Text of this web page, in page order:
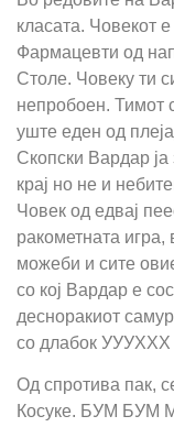
класата. Човекот
Фармацевти од
Столе. Човеку ти
непробоен. Тимот
уште еден од
Скопски Вардар ја
крај но не и
Човек од едвај
ракометната игра,
можеби и сите
со кој Вардар е
десноракиот
со длабок УУУХХХ
Од спротива пак,
Косуке. БУМ БУМ